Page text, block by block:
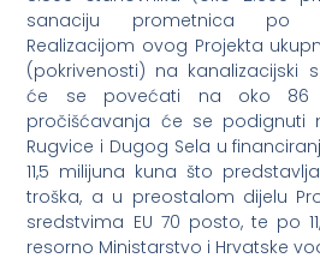
sanaciju prometnica po
Realizacijom ovog Projekta
(pokrivenosti) na kanalizacijski
će se povećati na oko 86
pročišćavanja će se podignuti
Rugvice i Dugog Sela u
11,5 milijuna kuna što
troška, a u preostalom dijelu
sredstvima EU 70 posto, te po
resorno Ministarstvo i Hrvatske